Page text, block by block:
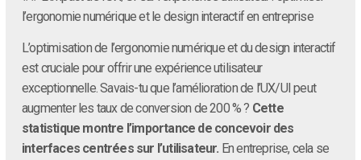
l’ergonomie numérique et le design interactif en entreprise
L’optimisation de l’ergonomie numérique et du design interactif
est cruciale pour offrir une expérience utilisateur
exceptionnelle. Savais-tu que l’amélioration de l’UX/UI peut
augmenter les taux de conversion de 200 % ? Cette
statistique montre l’importance de concevoir des
interfaces centrées sur l’utilisateur. En entreprise, cela se